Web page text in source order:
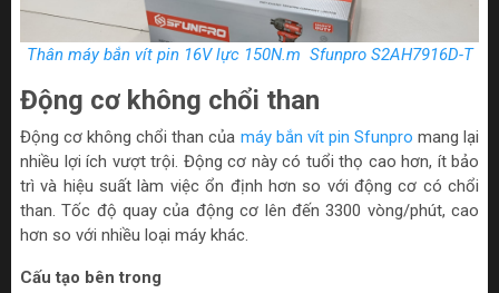
Thân máy bắn vít pin 16V lực 150N.m Sfunpro S2AH7916D-T
Động cơ không chổi than
Động cơ không chổi than của máy bắn vít pin Sfunpro mang lại
nhiều lợi ích vượt trội. Động cơ này có tuổi thọ cao hơn, ít bảo
trì và hiệu suất làm việc ổn định hơn so với động cơ có chổi
than. Tốc độ quay của động cơ lên đến 3300 vòng/phút, cao
hơn so với nhiều loại máy khác.
Cấu tạo bên trong